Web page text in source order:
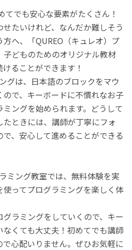
でも安心な要素がたくさん！
せたいけれど、なんだか難しそう
へ、「QUREO（キュレオ）プ
どものためのオリジナル教材
ることができます！
グは、日本語のブロックをマウ
で、キーボードに不慣れなお子
ングを始められます。どうして
ときには、講師が丁寧にフォ
、安心して進めることができる
ミング教室では、無料体験を実
ってプログラミングを楽しく体
ラミングをしていくので、キー
くても大丈夫！初めてでも講師
心配いりません。ぜひお気軽に